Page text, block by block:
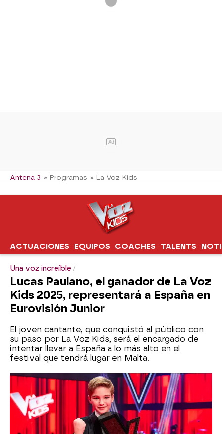
Ad
Antena 3 » Programas » La Voz Kids